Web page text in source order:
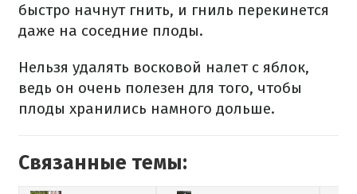
быстро начнут гнить, и гниль перекинется
даже на соседние плоды.
Нельзя удалять восковой налет с яблок,
ведь он очень полезен для того, чтобы
плоды хранились намного дольше.
Связанные темы: